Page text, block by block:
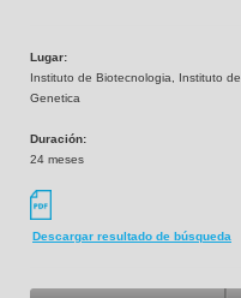
Lugar:
Instituto de Biotecnologia, Instituto de
Genetica
Duración:
24 meses
Descargar resultado de búsqueda